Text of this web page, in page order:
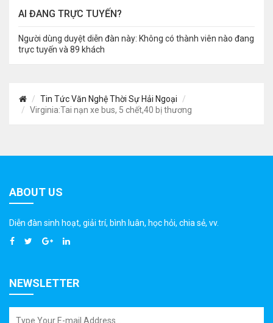
AI ĐANG TRỰC TUYẾN?
Người dùng duyệt diễn đàn này: Không có thành viên nào đang
trực tuyến và 89 khách
Tin Tức Văn Nghệ Thời Sự Hải Ngoại
Virginia:Tai nạn xe bus, 5 chết,40 bị thương
ABOUT US
Diễn đàn sinh hoạt, giải trí, bình luân, học hỏi, chia sẻ, vv.
NEWSLETTER